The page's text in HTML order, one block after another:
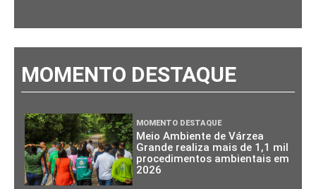
MOMENTO DESTAQUE
MOMENTO DESTAQUE
Meio Ambiente de Várzea
Grande realiza mais de 1,1 mil
procedimentos ambientais em
2026